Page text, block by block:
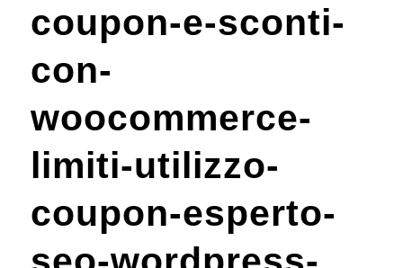
coupon-e-sconti-
con-
woocommerce-
limiti-utilizzo-
coupon-esperto-